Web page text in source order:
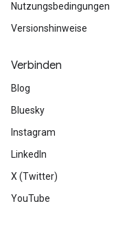
Nutzungsbedingungen
Versionshinweise
Verbinden
Blog
Bluesky
Instagram
LinkedIn
X (Twitter)
YouTube